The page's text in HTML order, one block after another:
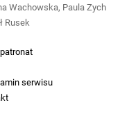
serwisu
Wachowska, Paula Zych
Rusek